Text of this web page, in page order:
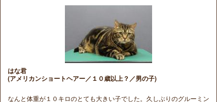
はな君
(アメリカンショートヘアー／１０歳以上？／男の子)
なんと体重が１０キロのとても大きい子でした。久しぶりのグルーミン